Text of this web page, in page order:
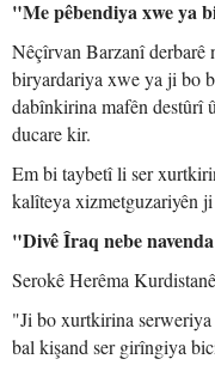
"Me pêbendiya xwe ya
Nêçîrvan Barzanî
biryardariya xwe ya ji bo
dabînkirina mafên destûrî
ducare kir.
Em bi taybetî li ser
kalîteya xizmetguzariyên
"Divê Îraq nebe
Serokê Herêma
"Ji bo xurtkirina serweriya
bal kişand ser girîngiya